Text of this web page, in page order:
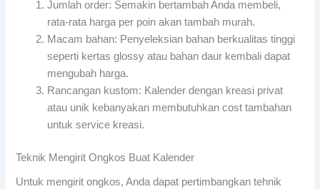
Jumlah order: Semakin bertambah Anda membeli,
rata-rata harga per poin akan tambah murah.
Macam bahan: Penyeleksian bahan berkualitas tinggi
seperti kertas glossy atau bahan daur kembali dapat
mengubah harga.
Rancangan kustom: Kalender dengan kreasi privat
atau unik kebanyakan membutuhkan cost tambahan
untuk service kreasi.
Teknik Mengirit Ongkos Buat Kalender
Untuk mengirit ongkos, Anda dapat pertimbangkan tehnik